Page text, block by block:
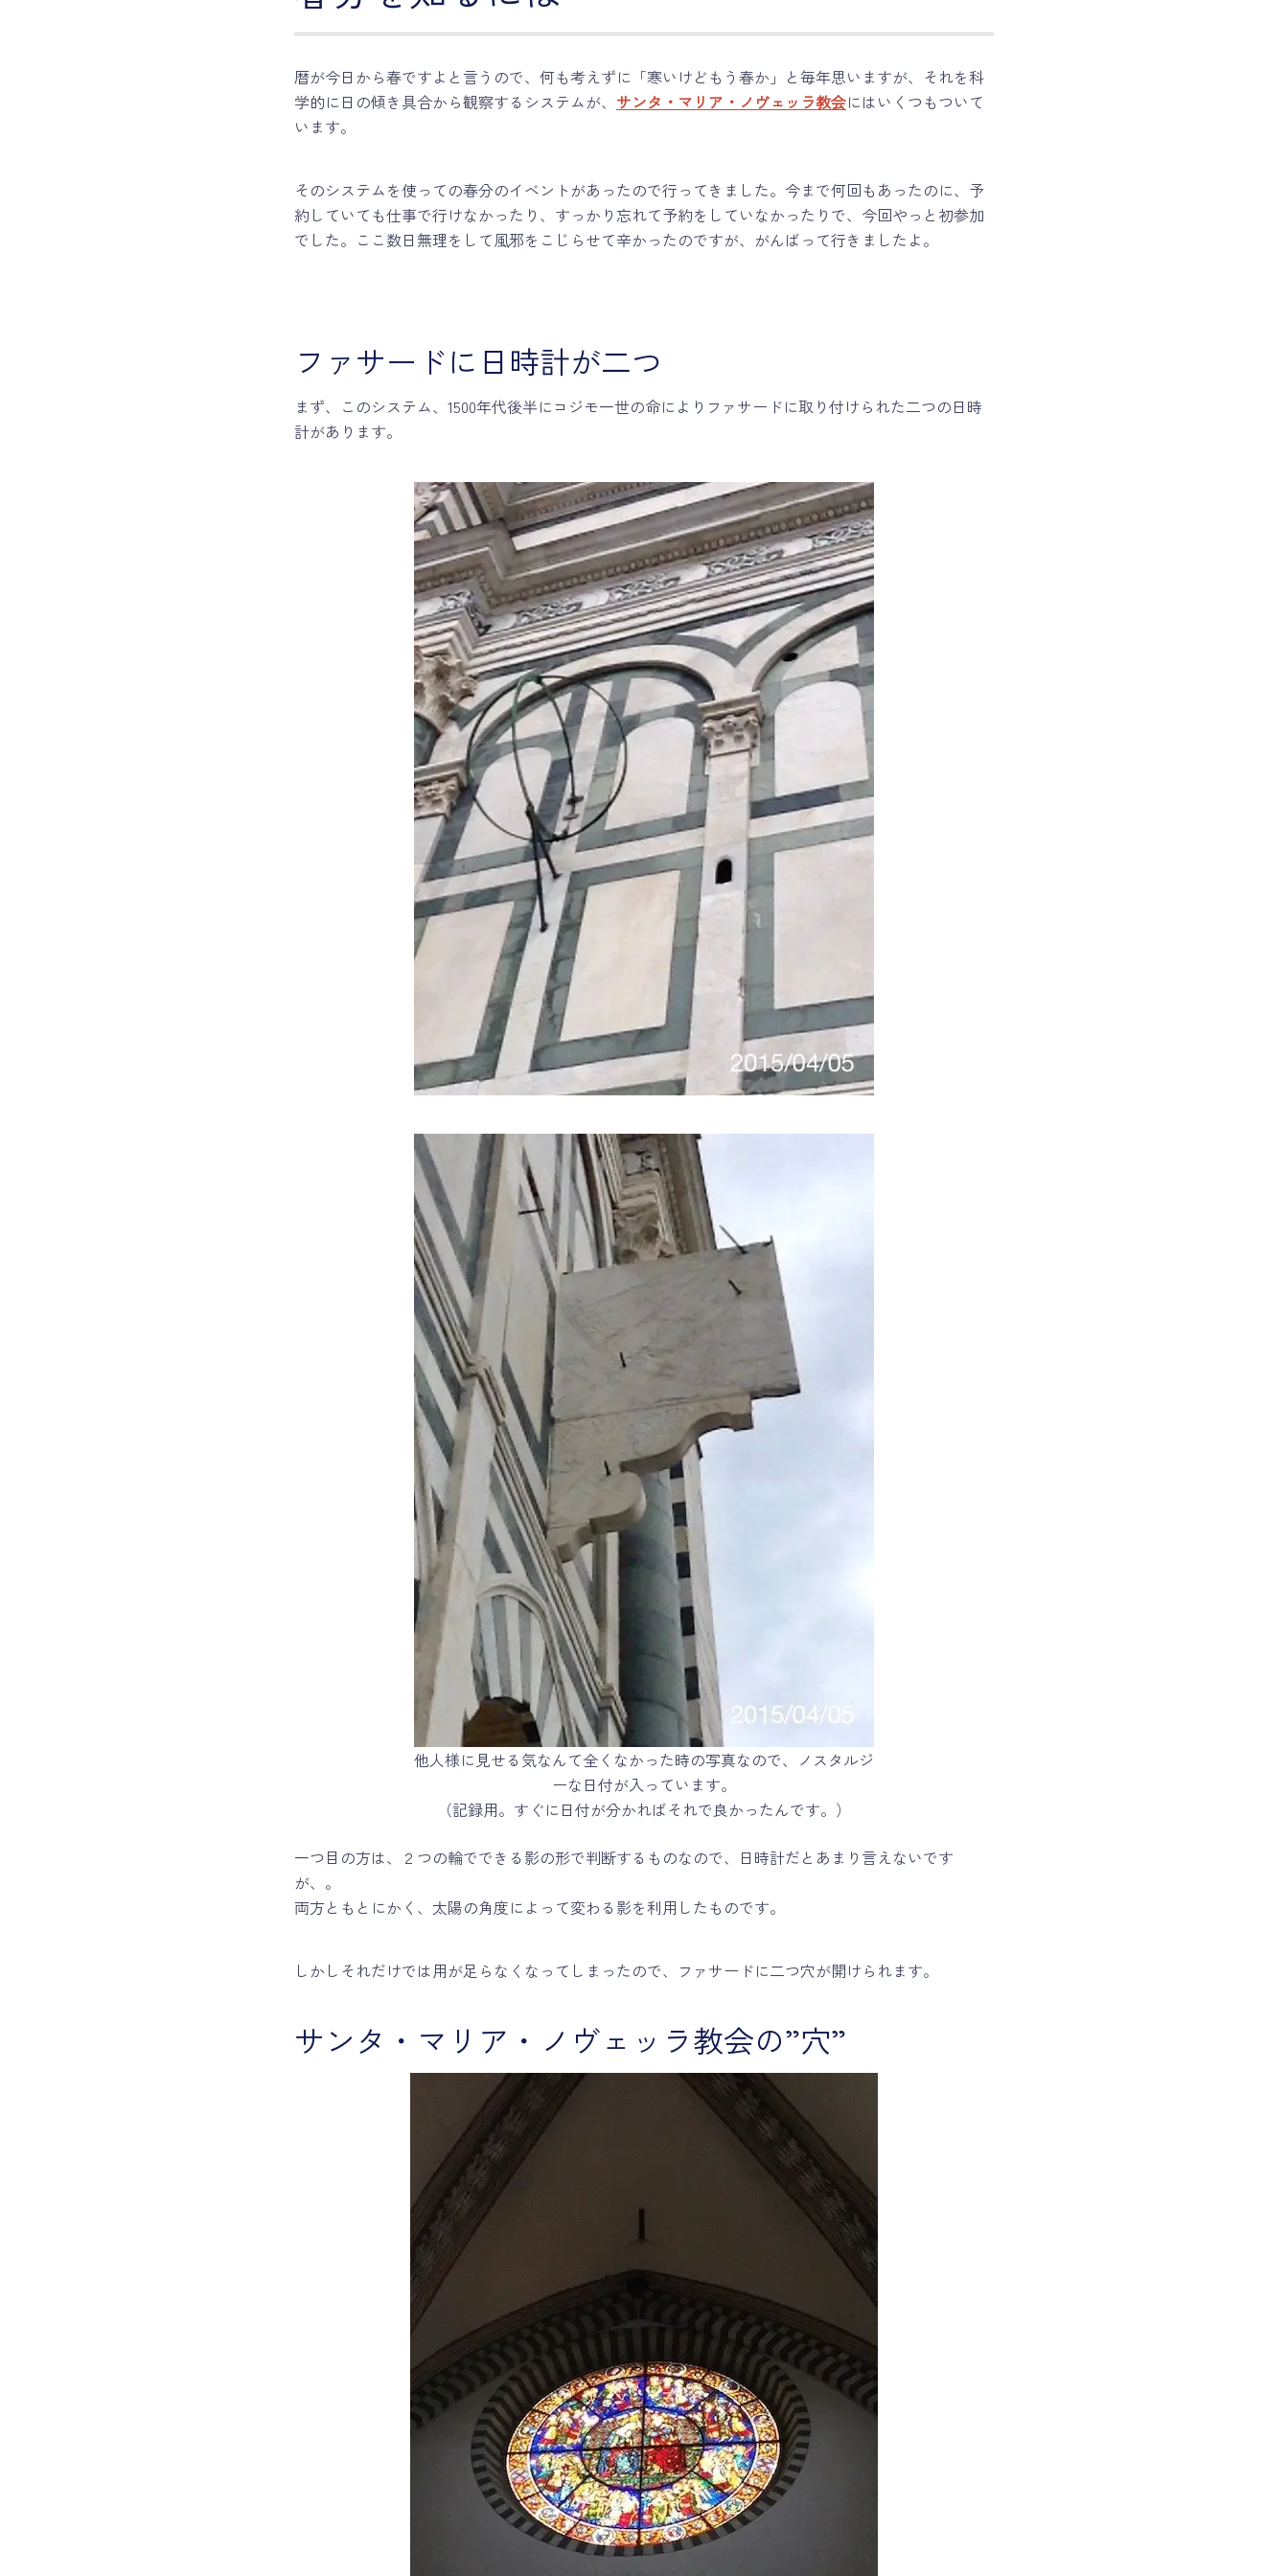
暦が今日から春ですよと言うので、何も考えずに「寒いけどもう春か」と毎年思いますが、それを科
学的に日の傾き具合から観察するシステムが、 サンタ・マリア・ノヴェッラ教会にはいくつもついて
います。
そのシステムを使っての春分のイベントがあったので行ってきました。今まで何回もあったのに、予
約していても仕事で行けなかったり、すっかり忘れて予約をしていなかったりで、今回やっと初参加
でした。ここ数日無理をして風邪をこじらせて辛かったのですが、がんばって行きましたよ。
ファサードに日時計が二つ
まず、このシステム、1500年代後半にコジモ一世の命によりファサードに取り付けられた二つの日時
計があります。
他人様に見せる気なんて全くなかった時の写真なので、ノスタルジ
ーな日付が入っています。
（記録用。すぐに日付が分かればそれで良かったんです。）
一つ目の方は、２つの輪でできる影の形で判断するものなので、日時計だとあまり言えないです
が、。
両方ともとにかく、太陽の角度によって変わる影を利用したものです。
しかしそれだけでは用が足らなくなってしまったので、ファサードに二つ穴が開けられます。
サンタ・マリア・ノヴェッラ教会の”穴”